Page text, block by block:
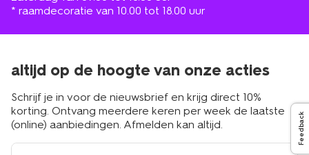
* raamdecoratie van 10.00 tot 18.00 uur
altijd op de hoogte van onze acties
Schrijf je in voor de nieuwsbrief en krijg direct 10%
korting. Ontvang meerdere keren per week de laatste
(online) aanbiedingen. Afmelden kan altijd.
e-
Feedback